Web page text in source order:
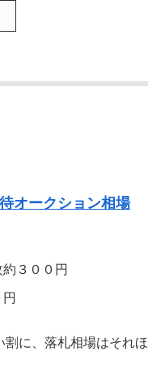
オークション相場
３００円
に、落札相場はそれほ